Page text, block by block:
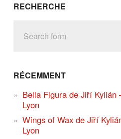
RECHERCHE
RÉCEMMENT
Bella Figura de Jiří Kylián
Lyon
Wings of Wax de Jiří
Lyon